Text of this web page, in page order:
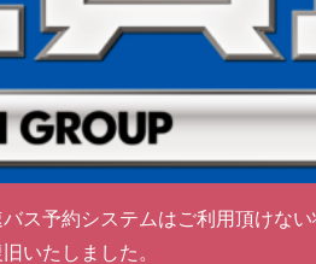
ス予約システムはご利用頂けな
いたしました。